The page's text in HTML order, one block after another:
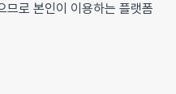
므로 본인이 이용하는 플랫폼